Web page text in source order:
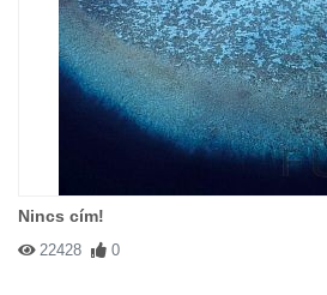
Nincs cím!
22428 0